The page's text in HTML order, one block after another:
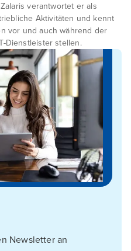
verantwortet er als
Aktivitäten und kennt
vor und auch während der
Dienstleister stellen.
Newsletter an